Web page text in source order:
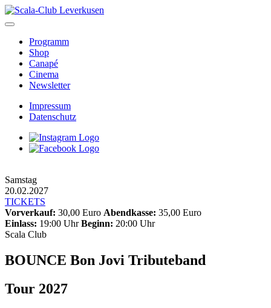
Skip
to
Programm
Shop
Canapé
Cinema
Newsletter
Impressum
Datenschutz
Samstag
20.02.2027
TICKETS
Vorverkauf: 30,00 Euro Abendkasse: 35,00 Euro
Einlass: 19:00 UhrBeginn: 20:00 Uhr
Scala Club
BOUNCE Bon Jovi Tributeband
Tour 2027